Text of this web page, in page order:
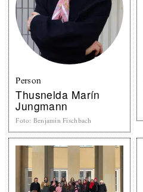
Person
Thusnelda Marín
Jungmann
Foto: Benjamin Fischbach